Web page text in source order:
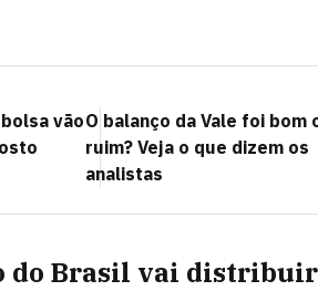
vãoO balanço da Vale foi bom
ruim? Veja o que dizem os
analistas
do Brasil vai distribuir